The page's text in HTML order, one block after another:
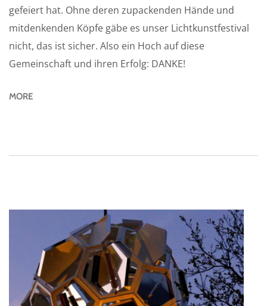
gefeiert hat. Ohne deren zupackenden Hände und
mitdenkenden Köpfe gäbe es unser Lichtkunstfestival
nicht, das ist sicher. Also ein Hoch auf diese
Gemeinschaft und ihren Erfolg: DANKE!
MORE